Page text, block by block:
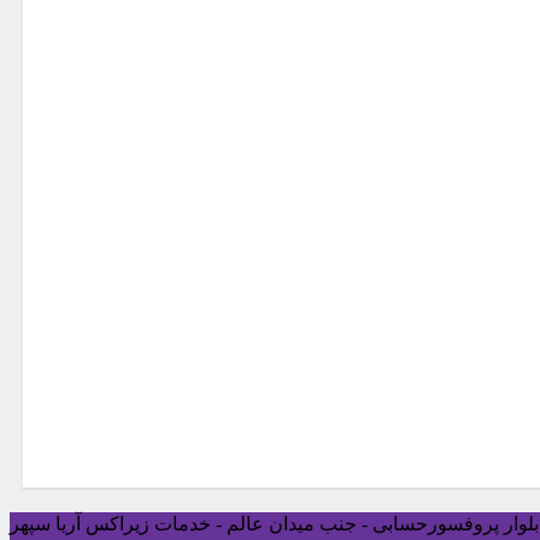
بلوار پروفسورحسابی - جنب میدان عالم - خدمات زیراکس آریا سپهر